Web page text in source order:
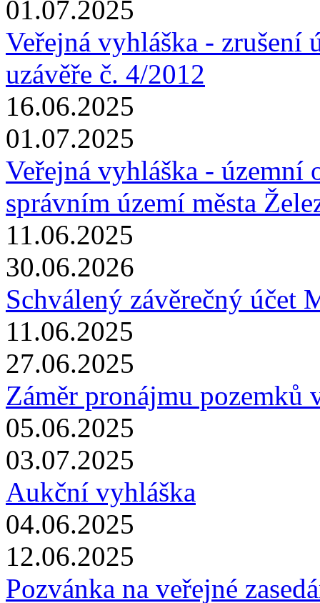
01.07.2025
Veřejná vyhláška - zrušení
uzávěře č. 4/2012
16.06.2025
01.07.2025
Veřejná vyhláška - územní
správním území města
11.06.2025
30.06.2026
Schválený závěrečný účet
11.06.2025
27.06.2025
Záměr pronájmu pozemků
05.06.2025
03.07.2025
Aukční vyhláška
04.06.2025
12.06.2025
Pozvánka na veřejné